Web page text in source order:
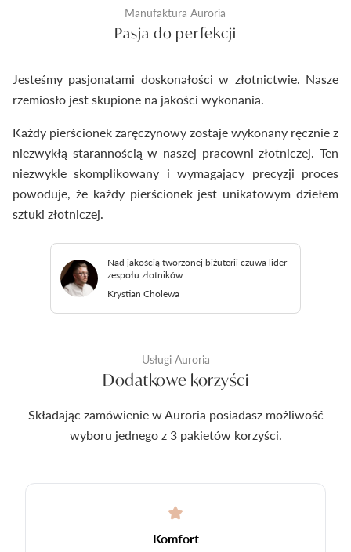
Manufaktura Auroria
Pasja do perfekcji
Jesteśmy pasjonatami doskonałości w złotnictwie. Nasze
rzemiosło jest skupione na jakości wykonania.
Każdy pierścionek zaręczynowy zostaje wykonany ręcznie z
niezwykłą starannością w naszej pracowni złotniczej. Ten
niezwykle skomplikowany i wymagający precyzji proces
powoduje, że każdy pierścionek jest unikatowym dziełem
sztuki złotniczej.
Nad jakością tworzonej biżuterii czuwa lider
zespołu złotników
Krystian Cholewa
Usługi Auroria
Dodatkowe korzyści
Składając zamówienie w Auroria posiadasz możliwość
wyboru jednego z 3 pakietów korzyści.
Komfort